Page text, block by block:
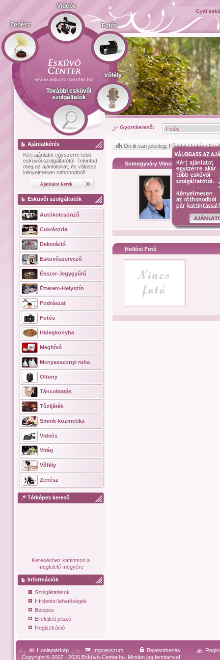
Gyál
Zenész
Videós
Fotós
Vőfély
További esküvői
szolgáltatók
Ajánlatkérés
Kérj ajánlatot egyszerre több
esküvői szolgáltatótól. Tekintsd
meg az ajánlatokat, és válassz
kényelmesen otthonodból!
Esküvői szolgáltatók
Autókölcsönző
Cukrászda
Dekoráció
Esküvőszervező
Ékszer-Jegygyűrű
Étterem-Helyszín
Fodrászat
Fotós
Hidegkonyha
Meghívó
Menyasszonyi ruha
Öltöny
Táncoktatás
Tűzijáték
Smink-kozmetika
Videós
Virág
Vőfély
Zenész
Térképes kereső
Kereséshez kattintson a
megfelelő megyére
Információk
Szolgáltatások
Hírdetési lehetőségek
Belépés
Elfelejtett jelszó
Regisztráció
Gyorskereső:
Ön itt van jelenleg: Főoldal/Fotós/Gyál
Somogyváry Vilmos
Hollósi Fotó
Honlaptérkép Impresszum Bejelentkezés
Copyright © 2007 - 2026 Esküvő-Center.hu. Minden jog fenntartva!